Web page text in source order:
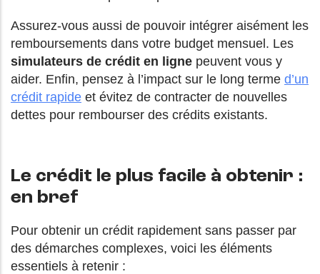
Assurez-vous aussi de pouvoir intégrer aisément les
remboursements dans votre budget mensuel. Les
simulateurs de crédit en ligne peuvent vous y
aider. Enfin, pensez à l’impact sur le long terme d’un
crédit rapide et évitez de contracter de nouvelles
dettes pour rembourser des crédits existants.
Le crédit le plus facile à obtenir :
en bref
Pour obtenir un crédit rapidement sans passer par
des démarches complexes, voici les éléments
essentiels à retenir :